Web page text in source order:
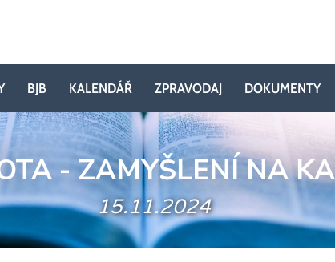
BJB KALENDÁŘ ZPRAVODAJ DOKUMENTY
- ZAMYŠLENÍ NA
15.11.2024